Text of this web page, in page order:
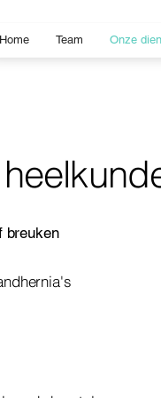
Home Team Onze
breuken